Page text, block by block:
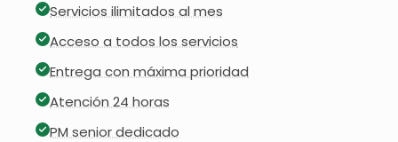
Servicios ilimitados al mes
Acceso a todos los servicios
Entrega con máxima prioridad
Atención 24 horas
PM senior dedicado